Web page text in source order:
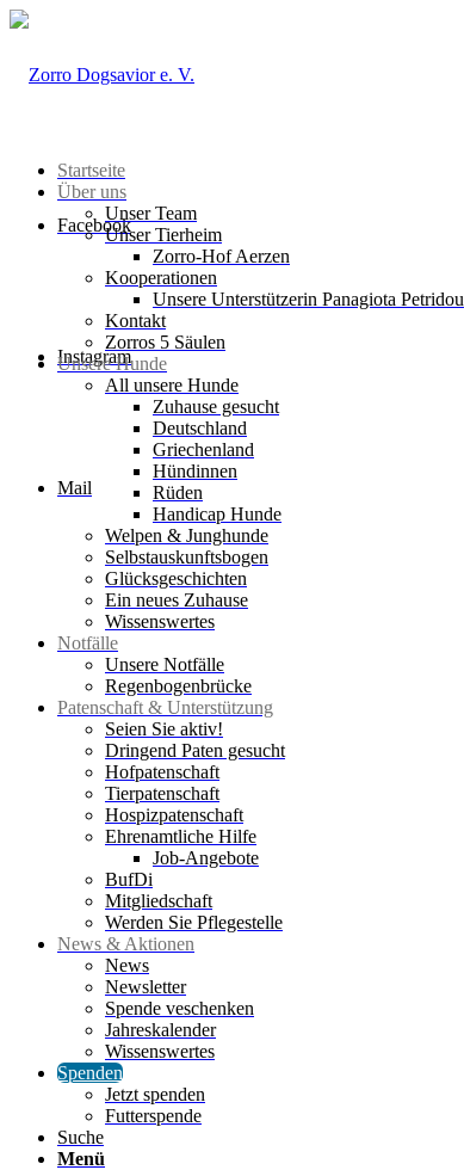
Facebook
Instagram
Mail
Startseite
Über uns
Unser Team
Unser Tierheim
Zorro-Hof Aerzen
Kooperationen
Unsere Unterstützerin Panagiota Petridou
Kontakt
Zorros 5 Säulen
Unsere Hunde
All unsere Hunde
Zuhause gesucht
Deutschland
Griechenland
Hündinnen
Rüden
Handicap Hunde
Welpen & Junghunde
Selbstauskunftsbogen
Glücksgeschichten
Ein neues Zuhause
Wissenswertes
Notfälle
Unsere Notfälle
Regenbogenbrücke
Patenschaft & Unterstützung
Seien Sie aktiv!
Dringend Paten gesucht
Hofpatenschaft
Tierpatenschaft
Hospizpatenschaft
Ehrenamtliche Hilfe
Job-Angebote
BufDi
Mitgliedschaft
Werden Sie Pflegestelle
News & Aktionen
News
Newsletter
Spende veschenken
Jahreskalender
Wissenswertes
Spenden
Jetzt spenden
Futterspende
Suche
Menü